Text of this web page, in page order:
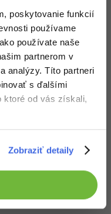
poskytovanie funkcií
používame
používate naše
partnerom v
analýzy. Títo partneri
s ďalšími
ktoré od vás získali,
Zobraziť detaily
test
makroindikátorov